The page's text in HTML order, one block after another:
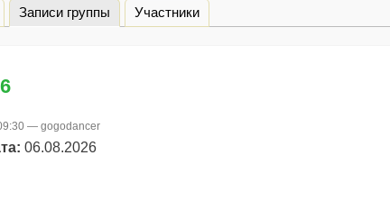
Записи группы (активная вкладка)
Участники
— gogodancer
06.08.2026